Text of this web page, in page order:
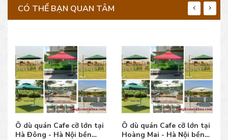
CÓ THỂ BẠN QUAN TÂM
Ô dù quán Cafe cỡ lớn tại
Hà Đông - Hà Nội bền
Ô dù quán Cafe cỡ lớn tại
Hoàng Mai - Hà Nội bền